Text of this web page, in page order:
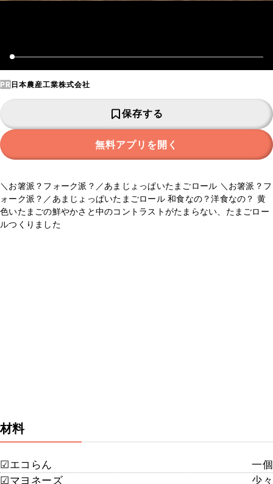
PR 日本農産工業株式会社
保存する
無料アプリを開く
＼お箸派？フォーク派？／あまじょっぱいたまごロール ＼お箸派？フ
ォーク派？／あまじょっぱいたまごロール 和食なの？洋食なの？ 黄
色いたまごの鮮やかさと中のコントラストがたまらない、たまごロー
ルつくりました
材料
☑︎エコらん
一個
☑︎マヨネーズ
少々